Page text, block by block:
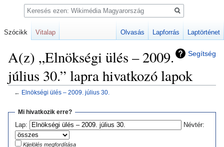
Segítség
A(z) „Elnökségi ülés – 2009.
július 30.” lapra hivatkozó lapok
← Elnökségi ülés – 2009. július 30.
Ugrás
navigációhoz
Ugrás
kereséshez
Mi hivatkozik erre?
Lap:
Névtér:
Kijelölés megfordítása
Szócikk Vitalap Olvasás Lapforrás Laptörténet
Keresés